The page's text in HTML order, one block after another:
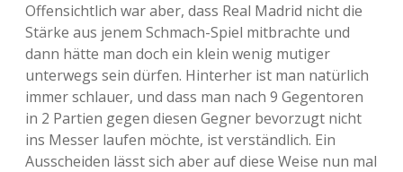
Offensichtlich war aber, dass Real Madrid nicht die
Stärke aus jenem Schmach-Spiel mitbrachte und
dann hätte man doch ein klein wenig mutiger
unterwegs sein dürfen. Hinterher ist man natürlich
immer schlauer, und dass man nach 9 Gegentoren
in 2 Partien gegen diesen Gegner bevorzugt nicht
ins Messer laufen möchte, ist verständlich. Ein
Ausscheiden lässt sich aber auf diese Weise nun mal